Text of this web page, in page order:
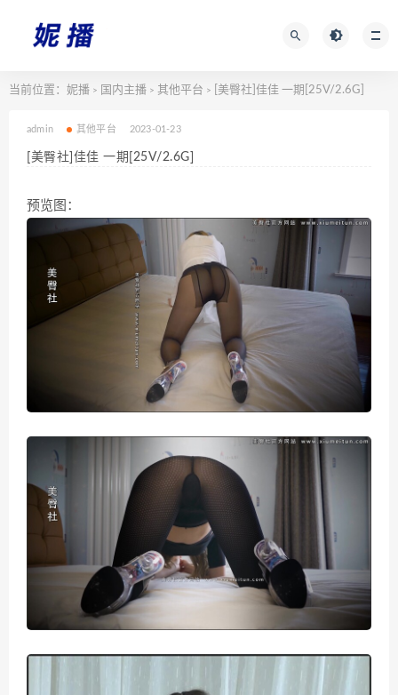
当前位置： 妮播 > 国内主播 > 其他平台 > [美臀社]佳佳 一期[25V/2.6G]
admin 其他平台 2023-01-23
[美臀社]佳佳 一期[25V/2.6G]
预览图：